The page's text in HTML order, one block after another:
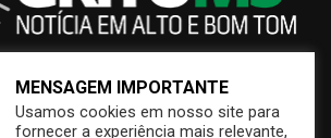
MENSAGEM IMPORTANTE
Usamos cookies em nosso site para
fornecer a experiência mais relevante,